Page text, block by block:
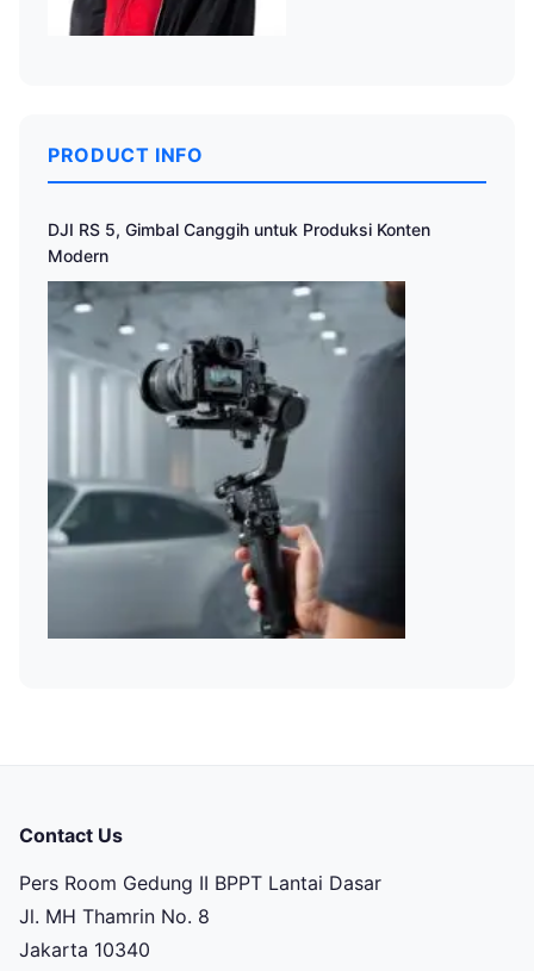
PRODUCT INFO
DJI RS 5, Gimbal Canggih untuk Produksi Konten
Modern
Contact Us
Pers Room Gedung II BPPT Lantai Dasar
Jl. MH Thamrin No. 8
Jakarta 10340